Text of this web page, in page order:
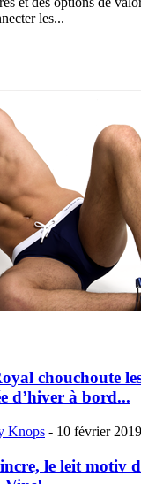
les...
chouchoute
d’hiver à bord...
Knops - 10 février 2019
le leit motiv